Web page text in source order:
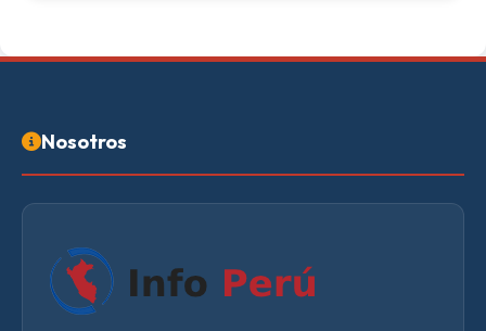
Nosotros